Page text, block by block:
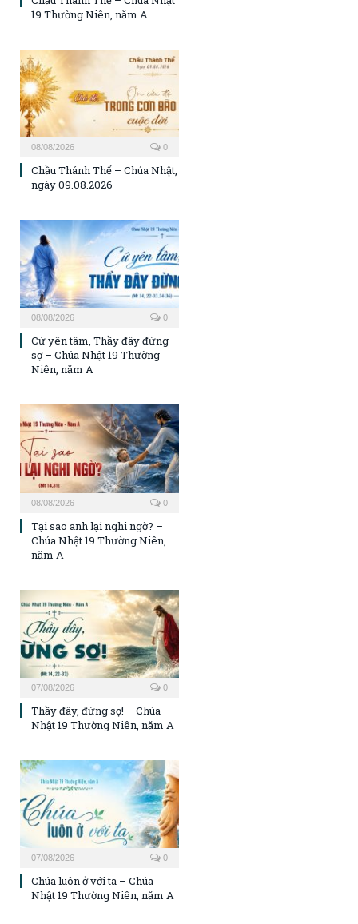
19 Thường Niên, năm A
08/08/2026 0
Chầu Thánh Thể – Chúa Nhật,
ngày 09.08.2026
08/08/2026 0
Cứ yên tâm, Thầy đây đừng
sợ – Chúa Nhật 19 Thường
Niên, năm A
08/08/2026 0
Tại sao anh lại nghi ngờ? –
Chúa Nhật 19 Thường Niên,
năm A
07/08/2026 0
Thầy đây, đừng sợ! – Chúa
Nhật 19 Thường Niên, năm A
07/08/2026 0
Chúa luôn ở với ta – Chúa
Nhật 19 Thường Niên, năm A